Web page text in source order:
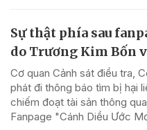
Sự thật phía sau
do Trương Kim Bốn
Cơ quan Cảnh sát điều tra,
phát đi thông báo tìm bị hại
chiếm đoạt tài sản thông
Fanpage "Cánh Diều Ước